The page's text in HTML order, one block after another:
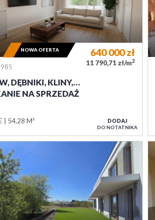
DĘBNIKI, KLINY,…
NA SPRZEDAŻ
54,28 M²
640 000zł
11 790,71 zł/m2
NOWA OFERTA
DODAJ
DO NOTATNIKA